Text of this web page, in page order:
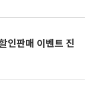
인판매 이벤트 진